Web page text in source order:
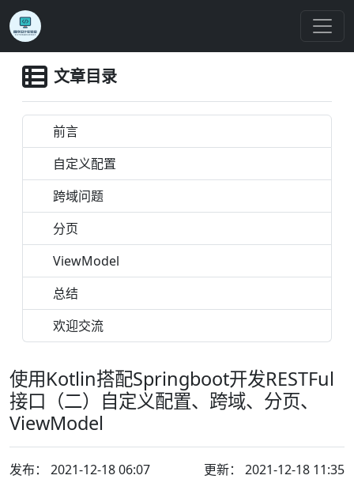
文章目录
前言
自定义配置
跨域问题
分页
ViewModel
总结
欢迎交流
使用Kotlin搭配Springboot开发RESTFul
接口（二）自定义配置、跨域、分页、
ViewModel
发布： 2021-12-18 06:07
更新： 2021-12-18 11:35